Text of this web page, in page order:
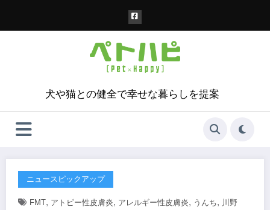
犬や猫との健全で幸せな暮らしを提案
ニュースピックアップ
FMT, アトピー性皮膚炎, アレルギー性皮膚炎, うんち, 川野